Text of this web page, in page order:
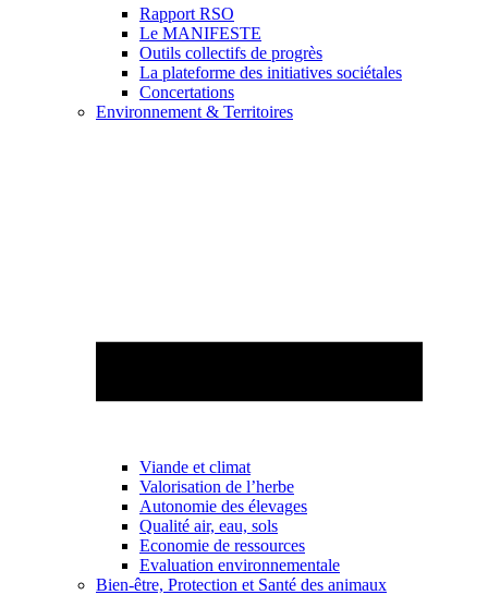
Rapport RSO
Le MANIFESTE
Outils collectifs de progrès
La plateforme des initiatives sociétales
Concertations
Environnement & Territoires
Viande et climat
Valorisation de l’herbe
Autonomie des élevages
Qualité air, eau, sols
Economie de ressources
Evaluation environnementale
Bien-être, Protection et Santé des animaux